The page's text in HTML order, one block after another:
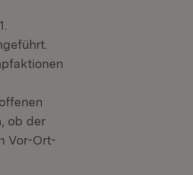
Fenster)
ob der
Vor-Ort-